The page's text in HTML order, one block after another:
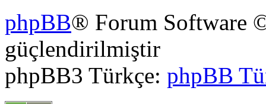
phpBB® Forum Software
güçlendirilmiştir
phpBB3 Türkçe: phpBB